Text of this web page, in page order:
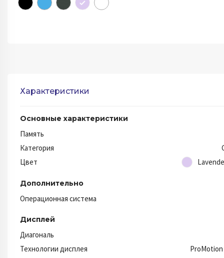
Характеристики
Основные характеристики
Память
Категория
Цвет
Дополнительно
Операционная система
Дисплей
Диагональ
Технологии дисплея